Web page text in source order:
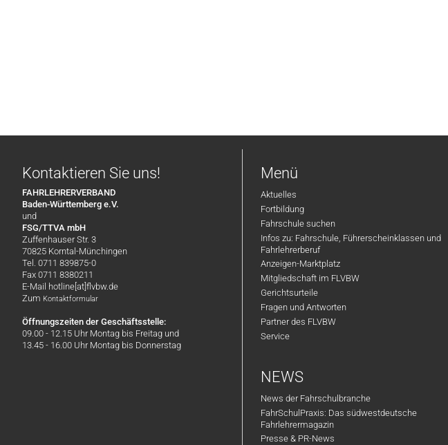
Kontaktieren Sie uns!
FAHRLEHRERVERBAND
Baden-Württemberg e.V.
und
FSG/TTVA mbH
Zuffenhauser Str. 3
70825 Korntal-Münchingen
Tel. 0711 839875-0
Fax 0711 8380211
E-Mail hotline[at]flvbw.de
Zum Kontaktformular
Öffnungszeiten der Geschäftsstelle:
09.00 - 12.15 Uhr Montag bis Freitag und
13.45 - 16.00 Uhr Montag bis Donnerstag
Menü
Aktuelles
Fortbildung
Fahrschule suchen
Infos zu: Fahrschule, Führerscheinklassen und
Fahrlehrerberuf
Anzeigen-Marktplatz
Mitgliedschaft im FLVBW
Gerichtsurteile
Fragen und Antworten
Partner des FLVBW
Service
NEWS
News der Fahrschulbranche
FahrSchulPraxis: Das südwestdeutsche
Fahrlehrermagazin
Presse & PR-News